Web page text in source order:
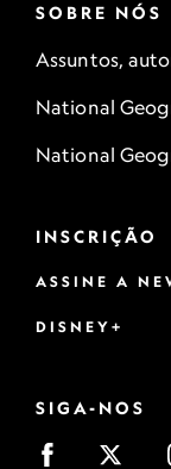
SOBRE NÓS
Assuntos,
National
National
INSCRIÇÃO
ASSINE A
DISNEY+
SIGA-NOS